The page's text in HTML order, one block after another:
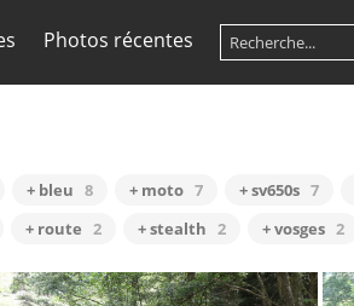
Photos récentes
+ bleu 8 + moto 7 + sv650s 7
+ route 2 + stealth 2 + vosges 2